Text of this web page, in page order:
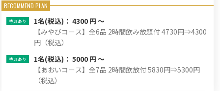
1名(税込)： 4300 円 ～
【みやびコース】全6品 2時間飲み放題付 4730円⇒4300
円（税込）
1名(税込)： 5000 円 ～
【あおいコース】全7品 2時間飲放付 5830円⇒5300円
（税込）